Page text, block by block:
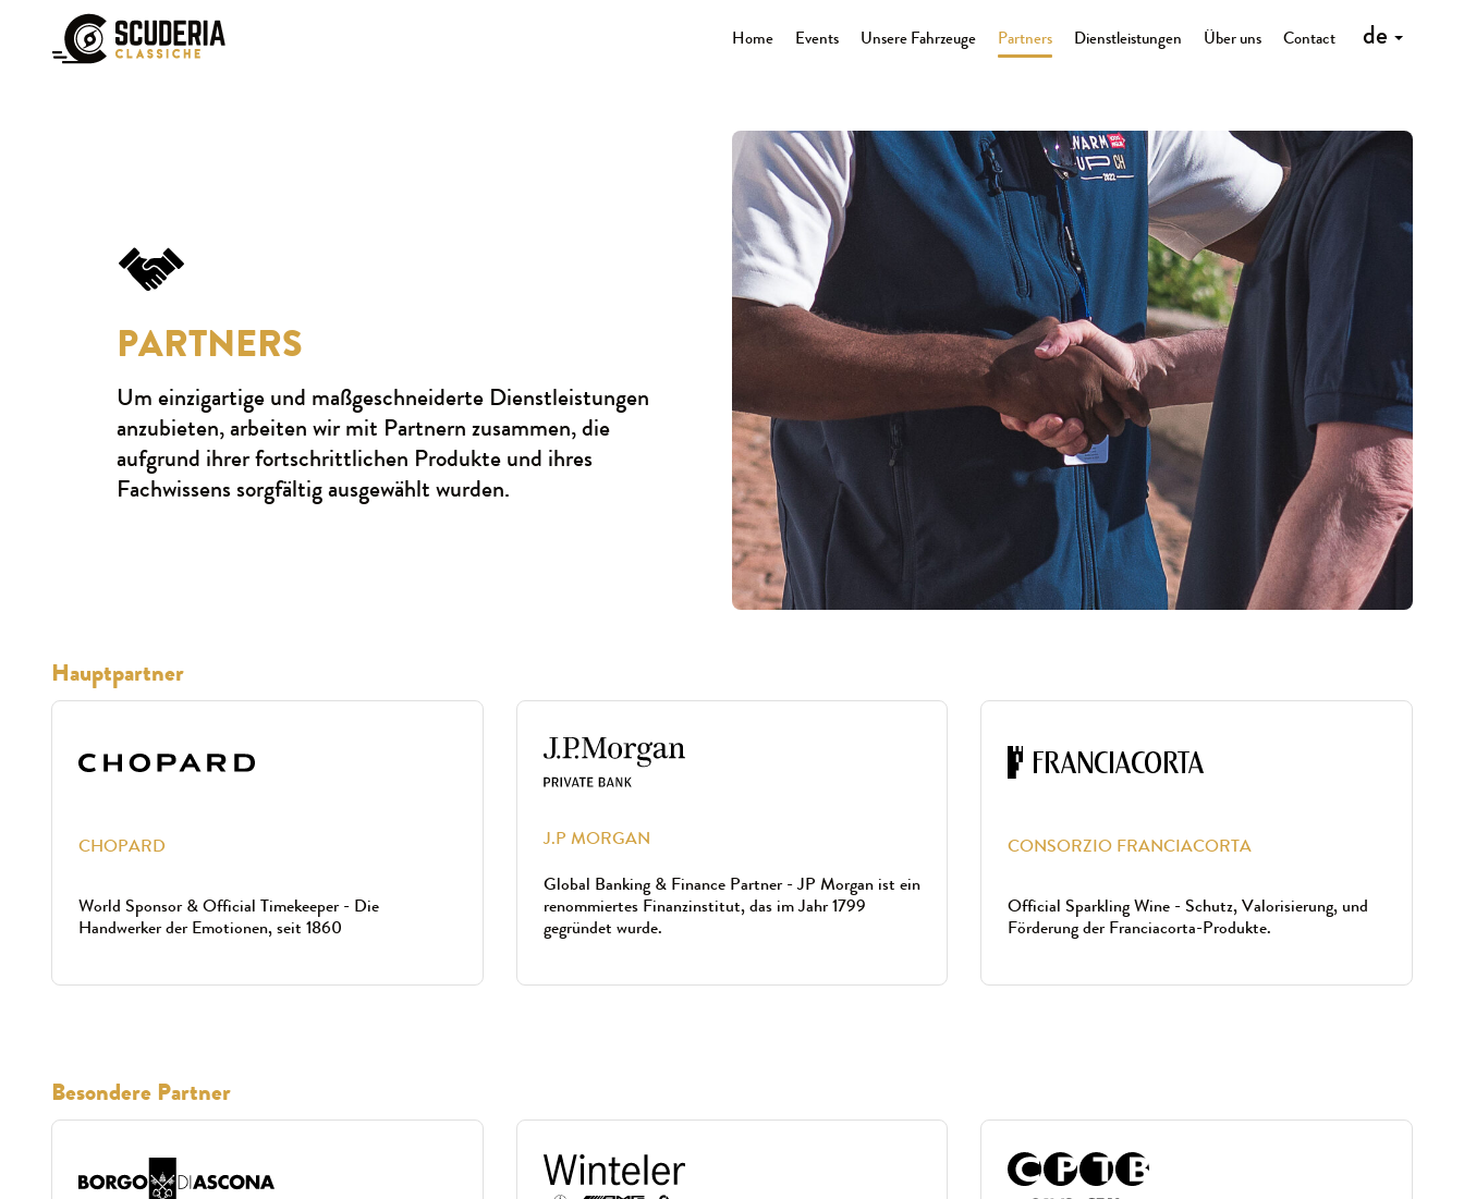
Home Events Unsere Fahrzeuge Partners Dienstleistungen Über uns Contact de
PARTNERS
Um einzigartige und maßgeschneiderte Dienstleistungen
anzubieten, arbeiten wir mit Partnern zusammen, die
aufgrund ihrer fortschrittlichen Produkte und ihres
Fachwissens sorgfältig ausgewählt wurden.
Hauptpartner
CHOPARD
World Sponsor & Official Timekeeper - Die
Handwerker der Emotionen, seit 1860
J.P MORGAN
Global Banking & Finance Partner - JP Morgan ist ein
renommiertes Finanzinstitut, das im Jahr 1799
gegründet wurde.
CONSORZIO FRANCIACORTA
Official Sparkling Wine - Schutz, Valorisierung, und
Förderung der Franciacorta-Produkte.
Besondere Partner